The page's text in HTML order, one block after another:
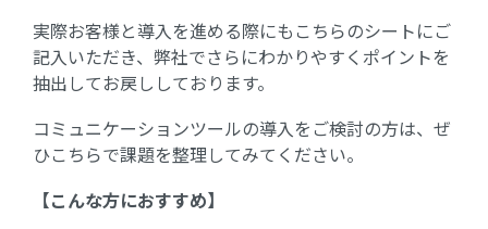
実際お客様と導入を進める際にもこちらのシートにご
記入いただき、弊社でさらにわかりやすくポイントを
抽出してお戻ししております。
コミュニケーションツールの導入をご検討の方は、ぜ
ひこちらで課題を整理してみてください。
【こんな方におすすめ】